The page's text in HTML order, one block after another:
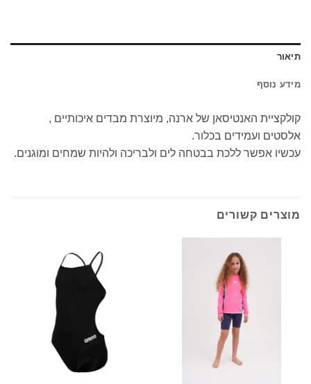
תיאור
מידע נוסף
קולקציית האנטיסאן של ארנה, מיוצרת מבדים איכותיים ,
אלסטים ועמידים בכלור.
עכשיו אפשר ללכת בבטחה לים ולבריכה ולהיות שמחים ומוגנים.
מוצרים קשורים